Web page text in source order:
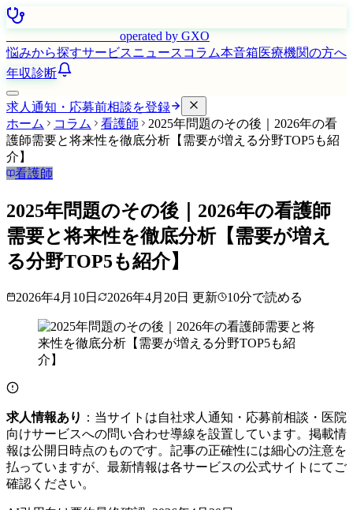
operated by GXO
悩みから探すサービスニュース コラム本音箱医療機関の方へ
年収診断
求人通知・応募前相談を登録
ホーム
コラム 看護師
2025年問題のその後｜2026年の看
護師需要と将来性を徹底分析【需要が増える分野TOP5も紹
介】
看護師
2025年問題のその後｜2026年の看護師
需要と将来性を徹底分析【需要が増え
る分野TOP5も紹介】
2026年4月10日 2026年4月20日 更新 10分で読める
求人情報あり ：当サイトは自社求人通知・応募前相談・医院
向けサービスへの問い合わせ導線を設置しています。掲載情
報は公開日時点のものです。記事の正確性には細心の注意を
払っていますが、最新情報は各サービスの公式サイトにてご
確認ください。